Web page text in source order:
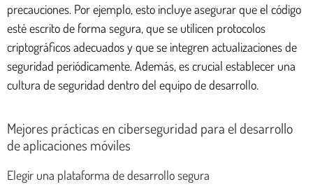
precauciones. Por ejemplo, esto incluye asegurar que el código
esté escrito de forma segura, que se utilicen protocolos
criptográficos adecuados y que se integren actualizaciones de
seguridad periódicamente. Además, es crucial establecer una
cultura de seguridad dentro del equipo de desarrollo.
Mejores prácticas en ciberseguridad para el desarrollo
de aplicaciones móviles
Elegir una plataforma de desarrollo segura